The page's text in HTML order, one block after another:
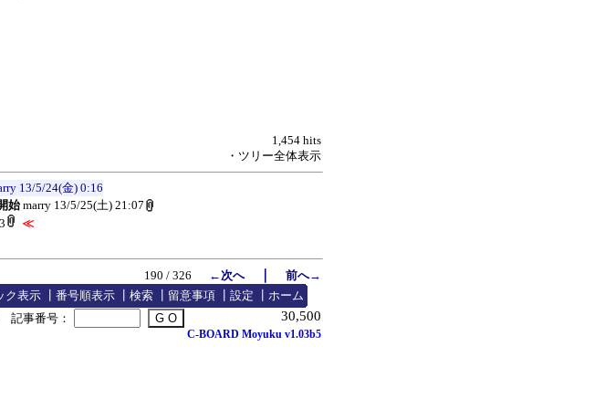
1,454 hits
・ツリー全体表示
13/5/24(金) 0:16
始 marry 13/5/25(土) 21:07
≪
190 / 326 ←次へ｜ 前へ→
ク表示 番号順表示 検索 留意事項 設定 ホーム
30,500
記事番号：
C-BOARD Moyuku v1.03b5